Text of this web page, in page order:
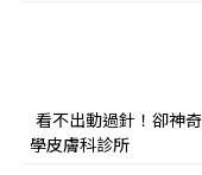
看不出動過針！卻神
學皮膚科診所